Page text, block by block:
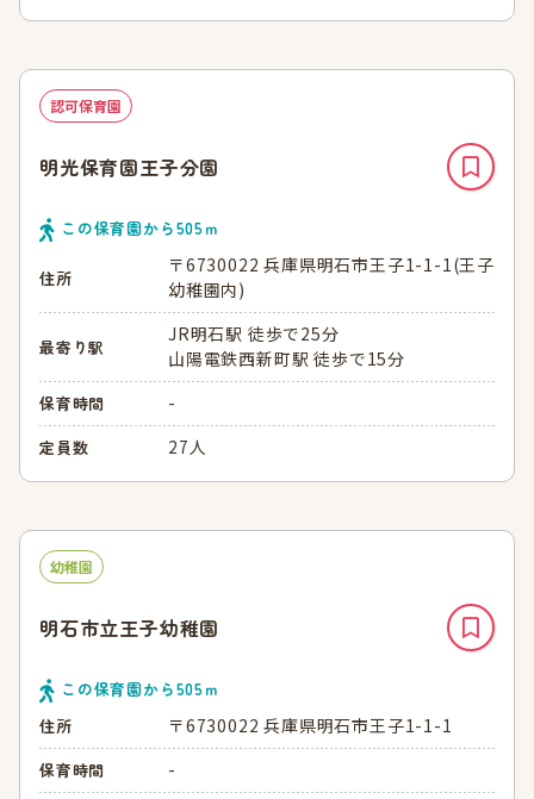
認可保育園
明光保育園王子分園
この保育園から505ｍ
住所
〒6730022 兵庫県明石市王子1-1-1(王子
幼稚園内)
最寄り駅
JR明石駅 徒歩で25分
山陽電鉄西新町駅 徒歩で15分
保育時間 -
定員数 27人
幼稚園
明石市立王子幼稚園
この保育園から505ｍ
住所
〒6730022 兵庫県明石市王子1-1-1
保育時間 -